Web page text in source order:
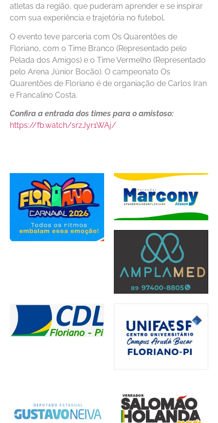
atletas da região, que puderam aprender e se inspirar
com sua experiência e trajetória no futebol.
O evento teve parceria com Os Quarentões de
Floriano, com o Time Branco (Representado pelo
Pelada dos Amigos) e o Time Vermelho (Representado
pelo Arena Júnior Bocão). O campeonato Os
Quarentões de Floriano é de organiação de Carlos Iran
e Francalino Costa.
Confira a entrada dos times para o amistoso:
https://fb.watch/srzJyr1WAj/